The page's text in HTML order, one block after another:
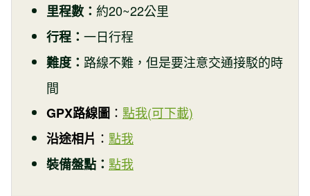
里程數： 約20~22公里
行程 ： 一日行程
難度： 路線不難，但是要注意交通接駁的時
間
GPX路線圖 ： 點我(可下載)
沿途相片 ： 點我
裝備盤點： 點我